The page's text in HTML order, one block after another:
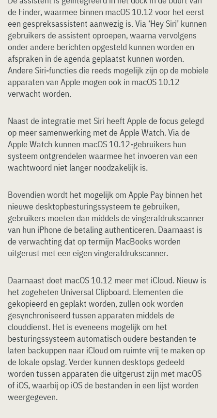
de Finder, waarmee binnen macOS 10.12 voor het eerst
een gespreksassistent aanwezig is. Via ‘Hey Siri’ kunnen
gebruikers de assistent oproepen, waarna vervolgens
onder andere berichten opgesteld kunnen worden en
afspraken in de agenda geplaatst kunnen worden.
Andere Siri-functies die reeds mogelijk zijn op de mobiele
apparaten van Apple mogen ook in macOS 10.12
verwacht worden.
Naast de integratie met Siri heeft Apple de focus gelegd
op meer samenwerking met de Apple Watch. Via de
Apple Watch kunnen macOS 10.12-gebruikers hun
systeem ontgrendelen waarmee het invoeren van een
wachtwoord niet langer noodzakelijk is.
Bovendien wordt het mogelijk om Apple Pay binnen het
nieuwe desktopbesturingssysteem te gebruiken,
gebruikers moeten dan middels de vingerafdrukscanner
van hun iPhone de betaling authenticeren. Daarnaast is
de verwachting dat op termijn MacBooks worden
uitgerust met een eigen vingerafdrukscanner.
Daarnaast doet macOS 10.12 meer met iCloud. Nieuw is
het zogeheten Universal Clipboard. Elementen die
gekopieerd en geplakt worden, zullen ook worden
gesynchroniseerd tussen apparaten middels de
clouddienst. Het is eveneens mogelijk om het
besturingssysteem automatisch oudere bestanden te
laten backuppen naar iCloud om ruimte vrij te maken op
de lokale opslag. Verder kunnen desktops gedeeld
worden tussen apparaten die uitgerust zijn met macOS
of iOS, waarbij op iOS de bestanden in een lijst worden
weergegeven.